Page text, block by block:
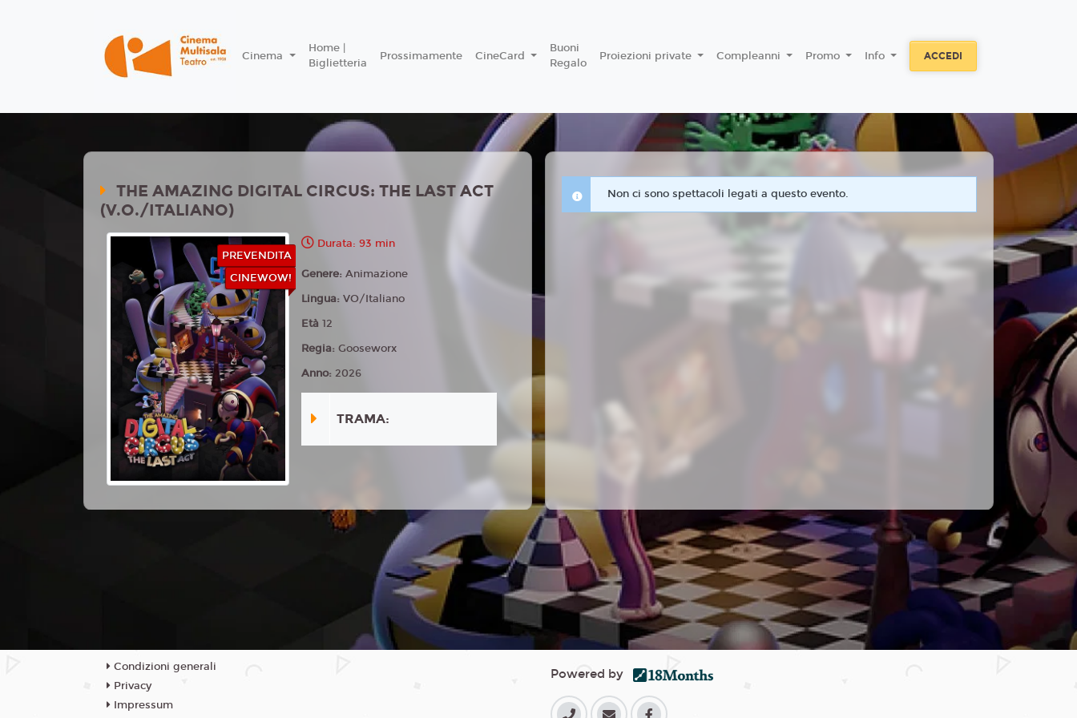
Cinema
Home |
Biglietteria
Prossimamente CineCard
Buoni
Regalo
Proiezioni private Compleanni Promo Info ACCEDI
THE AMAZING DIGITAL CIRCUS: THE LAST ACT
(V.O./ITALIANO)
PREVENDITA
CINEWOW!
Durata: 93 min
Genere:Animazione
Lingua:VO/Italiano
Età12
Regia:Gooseworx
Anno:2026
TRAMA:
Non ci sono spettacoli legati a questo evento.
Condizioni generali
Privacy
Impressum
Powered by